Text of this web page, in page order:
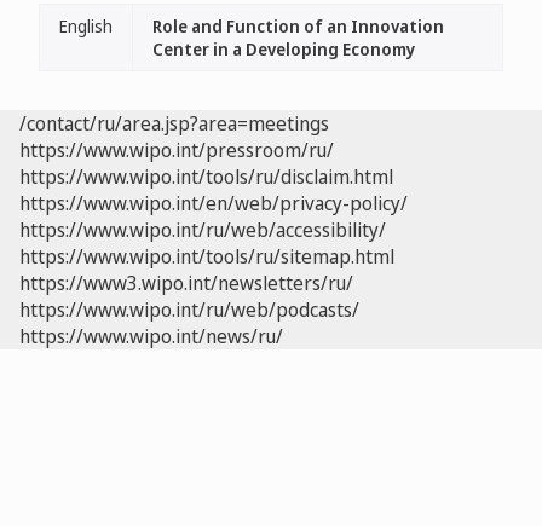
English
Role and Function of an Innovation
Center in a Developing Economy
/contact/ru/area.jsp?area=meetings
https://www.wipo.int/pressroom/ru/
https://www.wipo.int/tools/ru/disclaim.html
https://www.wipo.int/en/web/privacy-policy/
https://www.wipo.int/ru/web/accessibility/
https://www.wipo.int/tools/ru/sitemap.html
https://www3.wipo.int/newsletters/ru/
https://www.wipo.int/ru/web/podcasts/
https://www.wipo.int/news/ru/